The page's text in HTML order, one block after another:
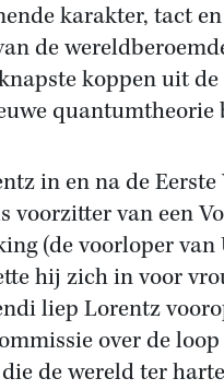
karakter, tact
de
koppen uit
quantumtheorie
in en na de
voorzitter van een
(de voorloper van
hij zich in voor
liep Lorentz
over de
de wereld ter